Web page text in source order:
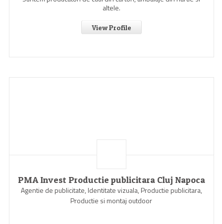
altele.
View Profile
PMA Invest Productie publicitara Cluj Napoca
Agentie de publicitate, Identitate vizuala, Productie publicitara,
Productie si montaj outdoor